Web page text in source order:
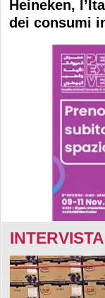
Heineken,
dei consumi
INTERVISTA